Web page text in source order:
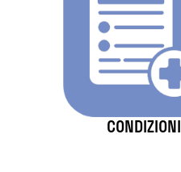
CONDIZIONI